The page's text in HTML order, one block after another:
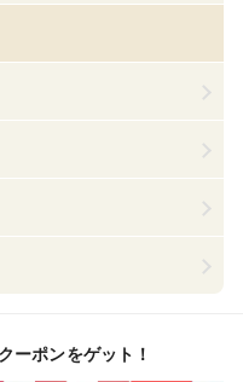
ーポンをゲット！